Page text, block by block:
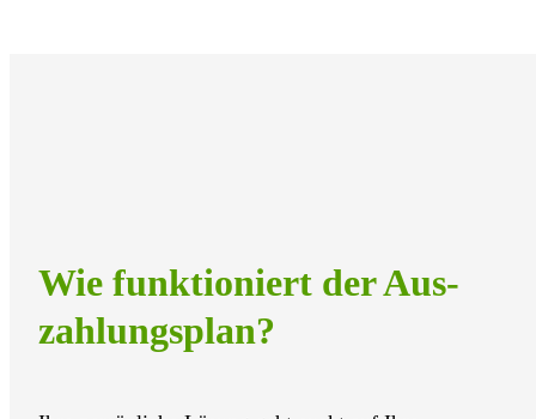
Wie funktioniert der Aus­
zahlungs­plan?